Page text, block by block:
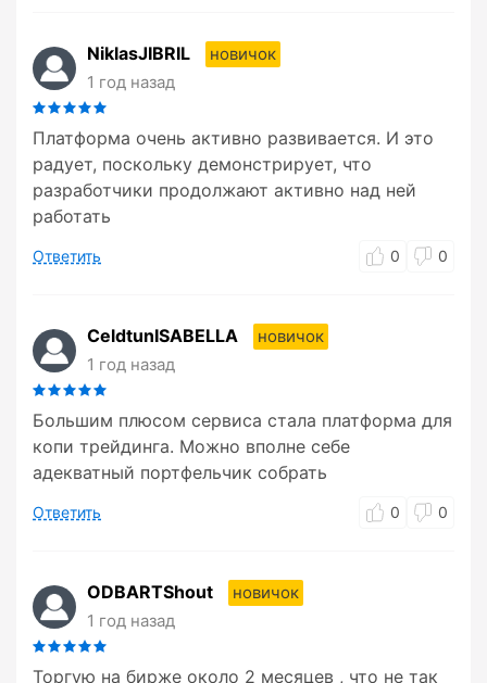
NiklasJIBRIL
новичок
1 год назад
Платформа очень активно развивается. И это
радует, поскольку демонстрирует, что
разработчики продолжают активно над ней
работать
Ответить 0 0
CeldtunISABELLA
новичок
1 год назад
Большим плюсом сервиса стала платформа для
копи трейдинга. Можно вполне себе
адекватный портфельчик собрать
Ответить 0 0
ODBARTShout
новичок
1 год назад
Торгую на бирже около 2 месяцев , что не так